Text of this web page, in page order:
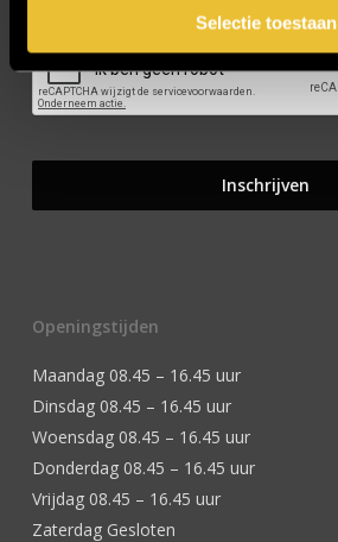
Selectie toestaan
Openingstijden
Maandag 08.45 – 16.45 uur
Dinsdag 08.45 – 16.45 uur
Woensdag 08.45 – 16.45 uur
Donderdag 08.45 – 16.45 uur
Vrijdag 08.45 – 16.45 uur
Zaterdag Gesloten